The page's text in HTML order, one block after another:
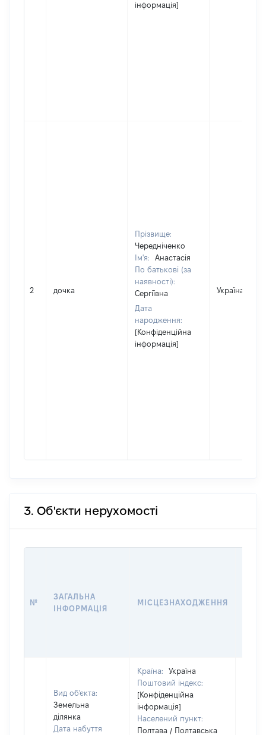
інформація]
2 дочка
Прізвище:
Чередніченко
Ім'я:
Анастасія
По батькові (за
наявності):
Сергіївна
Дата
народження:
[Конфіденційна
інформація]
Україна
3. Об'єкти нерухомості
№
ЗАГАЛЬНА
ІНФОРМАЦІЯ
МІСЦЕЗНАХОДЖЕННЯ
Вид об'єкта:
Земельна
ділянка
Дата набуття
Країна:
Україна
Поштовий індекс:
[Конфіденційна
інформація]
Населений пункт:
Полтава / Полтавська